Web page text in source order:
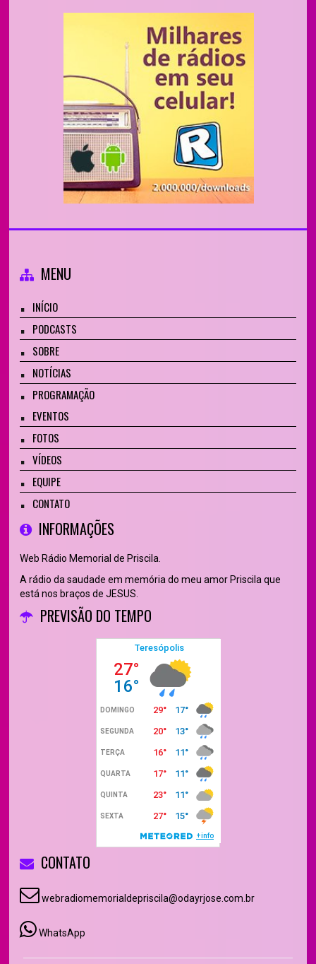
MENU
INÍCIO
PODCASTS
SOBRE
NOTÍCIAS
PROGRAMAÇÃO
EVENTOS
FOTOS
VÍDEOS
EQUIPE
CONTATO
INFORMAÇÕES
Web Rádio Memorial de Priscila.
A rádio da saudade em memória do meu amor Priscila que
está nos braços de JESUS.
PREVISÃO DO TEMPO
CONTATO
webradiomemorialdepriscila@odayrjose.com.br
WhatsApp